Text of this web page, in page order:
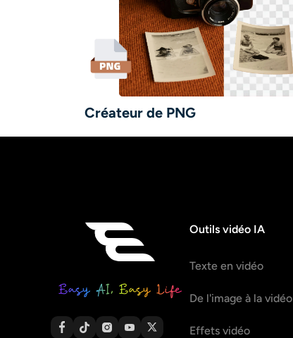
Créateur de PNG
Outils vidéo IA
Texte en vidéo
De l'image à la vidéo
Effets vidéo